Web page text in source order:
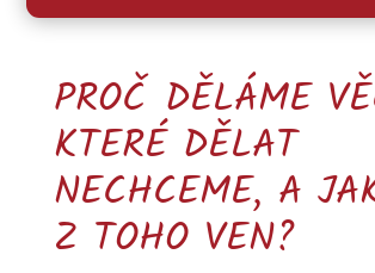
PROČ DĚLÁME
KTERÉ DĚLAT
NECHCEME, A
Z TOHO VEN?